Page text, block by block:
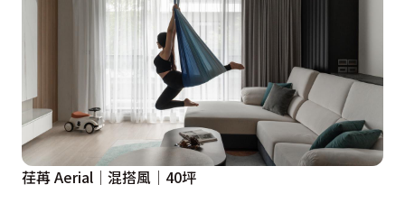
荏苒 Aerial│混搭風│40坪